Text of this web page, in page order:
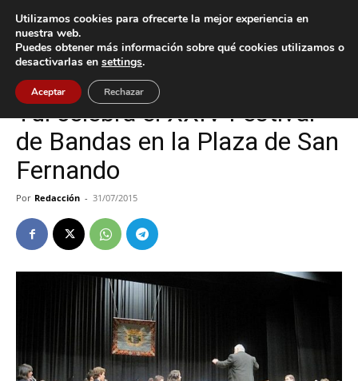
Inicio Tui
Tui
Tui celebra el XXIV Festival
de Bandas en la Plaza de San
Fernando
Por Redacción - 31/07/2015
Utilizamos cookies para ofrecerte la mejor experiencia en
nuestra web.
Puedes obtener más información sobre qué cookies utilizamos o
desactivarlas en settings.
Aceptar Rechazar